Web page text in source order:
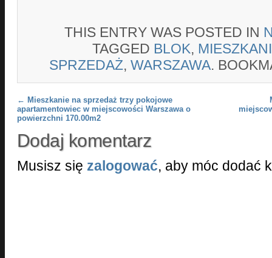
THIS ENTRY WAS POSTED IN
TAGGED BLOK,
SPRZEDAŻ, WARSZAWA.
Post navigation
← Mieszkanie na sprzedaż trzy pokojowe
apartamentowiec w miejscowości Warszawa o
powierzchni 170.00m2
Dodaj komentarz
Musisz się zalogować, aby móc dodać